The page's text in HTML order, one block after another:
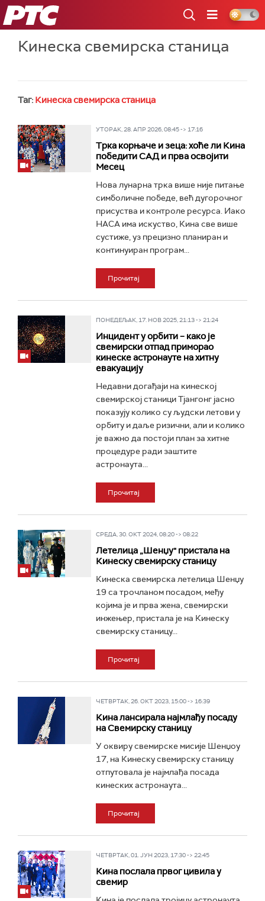
РТС
Кинеска свемирска станица
Таг: Кинеска свемирска станица
УТОРАК, 28. АПР 2026, 08:45 -> 17:16
Трка корњаче и зеца: хоће ли Кина
победити САД и прва освојити
Месец
Нова лунарна трка више није питање
симболичне победе, већ дугорочног
присуства и контроле ресурса. Иако
НАСА има искуство, Кина све више
сустиже, уз прецизно планиран и
континуиран програм...
Прочитај
ПОНЕДЕЉАК, 17. НОВ 2025, 21:13 -> 21:24
Инцидент у орбити – како је
свемирски отпад приморао
кинеске астронауте на хитну
евакуацију
Недавни догађаји на кинеској
свемирској станици Тјангонг јасно
показују колико су људски летови у
орбиту и даље ризични, али и колико
је важно да постоји план за хитне
процедуре ради заштите
астронаута...
Прочитај
СРЕДА, 30. ОКТ 2024, 08:20 -> 08:22
Летелица „Шенџу" пристала на
Кинеску свемирску станицу
Кинеска свемирска летелица Шенџу
19 са трочланом посадом, међу
којима је и прва жена, свемирски
инжењер, пристала је на Кинеску
свемирску станицу...
Прочитај
ЧЕТВРТАК, 26. ОКТ 2023, 15:00 -> 16:39
Кина лансирала најмлађу посаду
на Свемирску станицу
У оквиру свемирске мисије Шенџоу
17, на Кинеску свемирску станицу
отпутовала је најмлађа посада
кинеских астронаута...
Прочитај
ЧЕТВРТАК, 01. ЈУН 2023, 17:30 -> 22:45
Кина послала првог цивила у
свемир